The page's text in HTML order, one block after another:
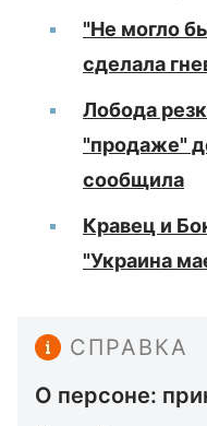
"Не могло
сделала
Лобода
"продаже"
сообщила
Кравец и
"Украина
СПРАВКА
О персоне: